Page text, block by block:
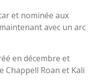
et nominée aux
avec un arc
en décembre et
Chappell Roan et Kali